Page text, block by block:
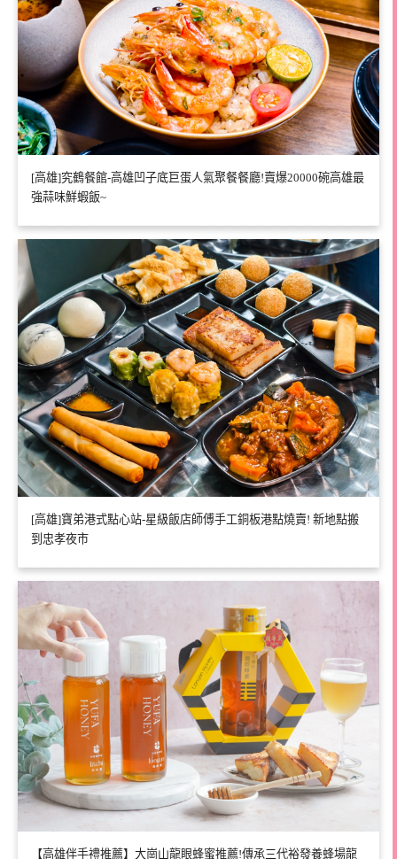
[高雄]究鶴餐館-高雄凹子底巨蛋人氣聚餐餐廳!賣爆20000碗高雄最
強蒜味鮮蝦飯~
[高雄]寶弟港式點心站-星級飯店師傅手工銅板港點燒賣! 新地點搬
到忠孝夜市
【高雄伴手禮推薦】大崗山龍眼蜂蜜推薦!傳承三代裕發養蜂場龍